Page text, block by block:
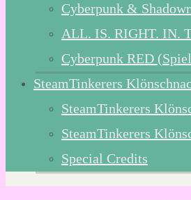
Cyberpunk &
ALL. IS. RIGHT. IN.
Cyberpunk RED
SteamTinkerers
SteamTinkerers
SteamTinkerers
Special Credits